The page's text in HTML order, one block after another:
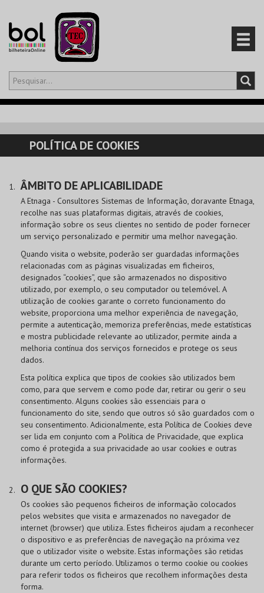
Olá,iniciar sessão
CARRINHO
EVENTOS
CARTÕES
PRODUTOS
POLÍTICA DE COOKIES
ÂMBITO DE APLICABILIDADE
A Etnaga - Consultores Sistemas de Informação, doravante Etnaga,
recolhe nas suas plataformas digitais, através de cookies,
informação sobre os seus clientes no sentido de poder fornecer
um serviço personalizado e permitir uma melhor navegação.
Quando visita o website, poderão ser guardadas informações
relacionadas com as páginas visualizadas em ficheiros,
designados “cookies”, que são armazenados no dispositivo
utilizado, por exemplo, o seu computador ou telemóvel. A
utilização de cookies garante o correto funcionamento do
website, proporciona uma melhor experiência de navegação,
permite a autenticação, memoriza preferências, mede estatísticas
e mostra publicidade relevante ao utilizador, permite ainda a
melhoria contínua dos serviços fornecidos e protege os seus
dados.
Esta política explica que tipos de cookies são utilizados bem
como, para que servem e como pode dar, retirar ou gerir o seu
consentimento. Alguns cookies são essenciais para o
funcionamento do site, sendo que outros só são guardados com o
seu consentimento. Adicionalmente, esta Política de Cookies deve
ser lida em conjunto com a Política de Privacidade, que explica
como é protegida a sua privacidade ao usar cookies e outras
informações.
O QUE SÃO COOKIES?
Os cookies são pequenos ficheiros de informação colocados
pelos websites que visita e armazenados no navegador de
internet (browser) que utiliza. Estes ficheiros ajudam a reconhecer
o dispositivo e as preferências de navegação na próxima vez
que o utilizador visite o website. Estas informações são retidas
durante um certo período. Utilizamos o termo cookie ou cookies
para referir todos os ficheiros que recolhem informações desta
forma.